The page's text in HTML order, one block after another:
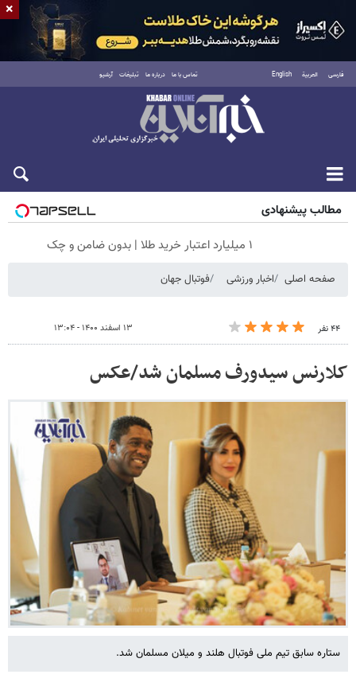
فارسی العربية English تماس با ما درباره ما تبلیغات آرشیو
جمعه ۱۶ مرداد ۱۴۰۵
مطالب پیشنهادی
۱ میلیارد اعتبار خرید طلا | بدون ضامن و چک
صفحه اصلی اخبار ورزشی فوتبال جهان
۴۴ نفر ۱۳ اسفند ۱۴۰۰ - ۱۳:۰۴
کلارنس سیدورف مسلمان شد/عکس
ستاره سابق تیم ملی فوتبال هلند و میلان مسلمان شد.
×